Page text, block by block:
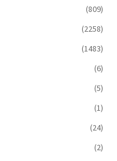
(809)
(2258)
(1483)
(6)
(5)
(1)
(24)
(2)